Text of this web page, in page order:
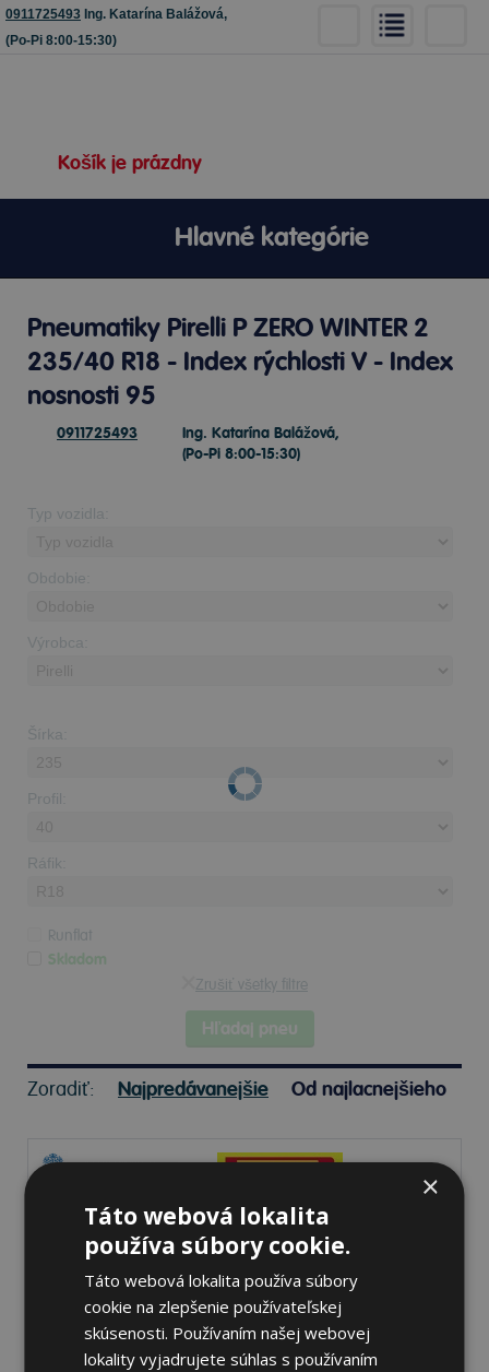
0911725493 Ing. Katarína Balážová,
(Po-Pi 8:00-15:30)
Košík je prázdny
Hlavné kategórie
Pneumatiky Pirelli P ZERO WINTER 2
235/40 R18 - Index rýchlosti V - Index
nosnosti 95
0911725493
Ing. Katarína Balážová,
(Po-Pi 8:00-15:30)
Typ vozidla:
Obdobie:
Výrobca:
Šírka:
Profil:
Ráfik:
Runflat
Skladom
Zrušiť všetky filtre
Hľadaj pneu
Zoradiť: Najpredávanejšie Od najlacnejšieho
Pirelli P ZERO WINTER 2
235/40 R18 95 V Zimné
A C 72 dB
×
Táto webová lokalita
používa súbory cookie.
Táto webová lokalita používa súbory
cookie na zlepšenie používateľskej
skúsenosti. Používaním našej webovej
lokality vyjadrujete súhlas s používaním